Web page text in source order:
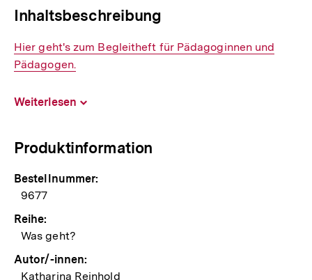
Inhaltsbeschreibung
Interner
Link:
Hier geht's zum Begleitheft für Pädagoginnen und
Pädagogen.
Weiterlesen
Produktinformation
Bestellnummer:
9677
Reihe:
Was geht?
Autor/-innen:
Katharina Reinhold